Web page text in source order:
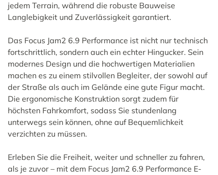
jedem Terrain, während die robuste Bauweise
Langlebigkeit und Zuverlässigkeit garantiert.
Das Focus Jam2 6.9 Performance ist nicht nur technisch
fortschrittlich, sondern auch ein echter Hingucker. Sein
modernes Design und die hochwertigen Materialien
machen es zu einem stilvollen Begleiter, der sowohl auf
der Straße als auch im Gelände eine gute Figur macht.
Die ergonomische Konstruktion sorgt zudem für
höchsten Fahrkomfort, sodass Sie stundenlang
unterwegs sein können, ohne auf Bequemlichkeit
verzichten zu müssen.
Erleben Sie die Freiheit, weiter und schneller zu fahren,
als je zuvor – mit dem Focus Jam2 6.9 Performance E-